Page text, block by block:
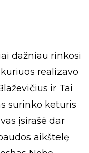
dažniau rinkosi
realizavo
ir Tai
surinko keturis
įsirašė dar
aikštelę